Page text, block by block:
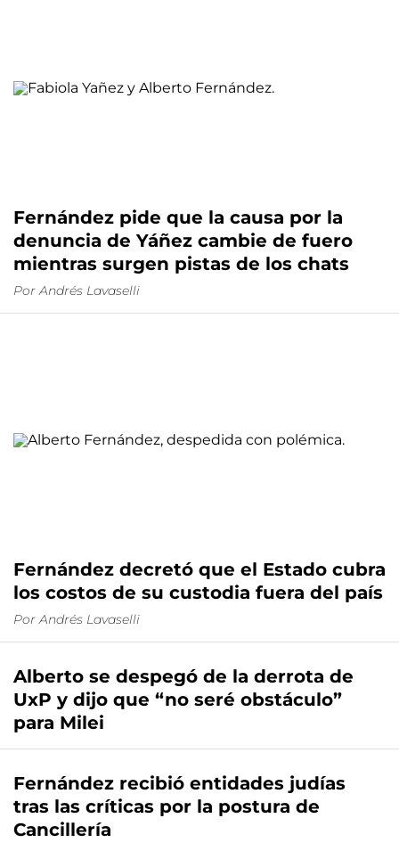
Fernández pide que la causa por la
denuncia de Yáñez cambie de fuero
mientras surgen pistas de los chats
Por Andrés Lavaselli
Fernández decretó que el Estado cubra
los costos de su custodia fuera del país
Por Andrés Lavaselli
Alberto se despegó de la derrota de
UxP y dijo que “no seré obstáculo”
para Milei
Fernández recibió entidades judías
tras las críticas por la postura de
Cancillería